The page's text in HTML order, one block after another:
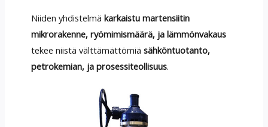
Niiden yhdistelmä karkaistu martensiitin
mikrorakenne, ryömimismäärä, ja lämmönvakaus
tekee niistä välttämättömiä sähköntuotanto,
petrokemian, ja prosessiteollisuus.